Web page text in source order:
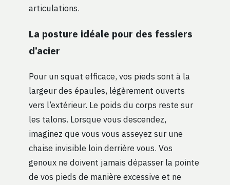
articulations.
La posture idéale pour des fessiers
d’acier
Pour un squat efficace, vos pieds sont à la
largeur des épaules, légèrement ouverts
vers l’extérieur. Le poids du corps reste sur
les talons. Lorsque vous descendez,
imaginez que vous vous asseyez sur une
chaise invisible loin derrière vous. Vos
genoux ne doivent jamais dépasser la pointe
de vos pieds de manière excessive et ne